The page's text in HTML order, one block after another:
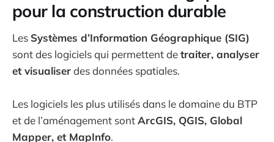
pour la construction durable
Les Systèmes d’Information Géographique (SIG)
sont des logiciels qui permettent detraiter, analyser
et visualiserdes données spatiales.
Les logiciels les plus utilisés dans le domaine du BTP
et de l’aménagement sontArcGIS, QGIS, Global
Mapper, et MapInfo.